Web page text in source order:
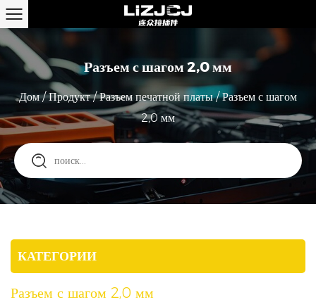
Разъем с шагом 2,0 мм
Дом/Продукт/Разъем печатной платы/Разъем с шагом
2,0 мм
КАТЕГОРИИ
Разъем с шагом 2,0 мм